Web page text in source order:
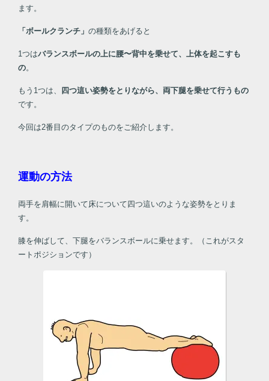
ます。
「ボールクランチ」 の種類をあげると
1つはバランスボールの上に腰〜背中を乗せて、上体を起こすも
の。
もう1つは、
四つ這い姿勢をとりながら、両下腿を乗せて行うもの
です。
今回は2番目のタイプのものをご紹介します。
運動の方法
両手を肩幅に開いて床について四つ這いのような姿勢をとりま
す。
膝を伸ばして、下腿をバランスボールに乗せます。（これがスタ
ートポジションです）